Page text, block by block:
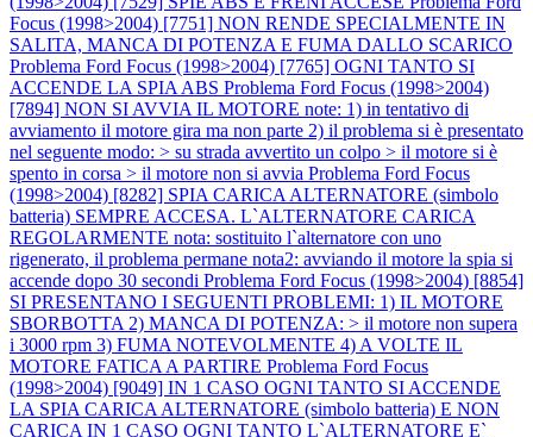
Focus (1998>2004) [7751] NON RENDE SPECIALMENTE IN
SALITA, MANCA DI POTENZA E FUMA DALLO SCARICO
Problema Ford Focus (1998>2004) [7765] OGNI TANTO SI
ACCENDE LA SPIA ABS Problema Ford Focus (1998>2004)
[7894] NON SI AVVIA IL MOTORE note: 1) in tentativo di
avviamento il motore gira ma non parte 2) il problema si è presentato
nel seguente modo: > su strada avvertito un colpo > il motore si è
spento in corsa > il motore non si avvia Problema Ford Focus
(1998>2004) [8282] SPIA CARICA ALTERNATORE (simbolo
batteria) SEMPRE ACCESA. L`ALTERNATORE CARICA
REGOLARMENTE nota: sostituito l`alternatore con uno
rigenerato, il problema permane nota2: avviando il motore la spia si
accende dopo 30 secondi Problema Ford Focus (1998>2004) [8854]
SI PRESENTANO I SEGUENTI PROBLEMI: 1) IL MOTORE
SBORBOTTA 2) MANCA DI POTENZA: > il motore non supera
i 3000 rpm 3) FUMA NOTEVOLMENTE 4) A VOLTE IL
MOTORE FATICA A PARTIRE Problema Ford Focus
(1998>2004) [9049] IN 1 CASO OGNI TANTO SI ACCENDE
LA SPIA CARICA ALTERNATORE (simbolo batteria) E NON
CARICA IN 1 CASO OGNI TANTO L`ALTERNATORE E`